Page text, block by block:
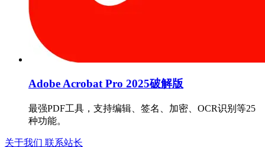
Adobe Acrobat Pro 2025破解版
最强PDF工具，支持编辑、签名、加密、OCR识别等25
种功能。
关于我们 联系站长